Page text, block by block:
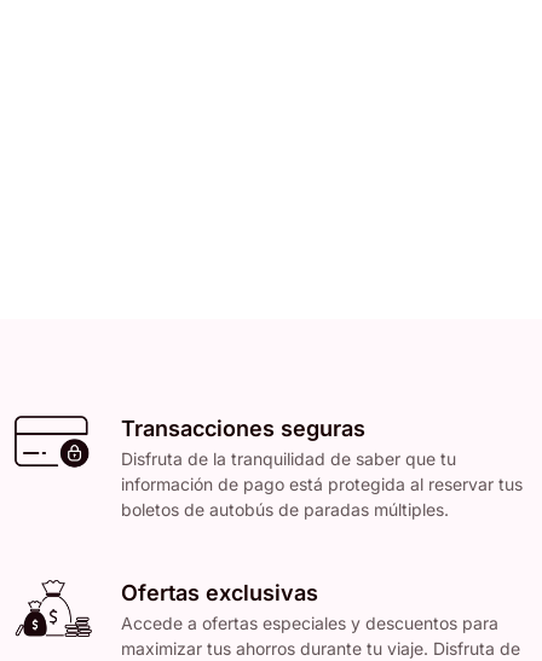
Transacciones seguras
Disfruta de la tranquilidad de saber que tu
información de pago está protegida al reservar tus
boletos de autobús de paradas múltiples.
Ofertas exclusivas
Accede a ofertas especiales y descuentos para
maximizar tus ahorros durante tu viaje. Disfruta de